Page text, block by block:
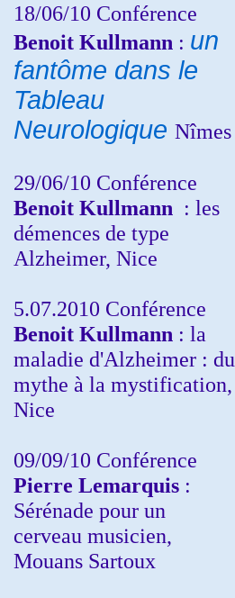
18/06/10 Conférence
Benoit Kullmann : un
fantôme dans le
Tableau
Neurologique Nîmes
29/06/10 Conférence
Benoit Kullmann : les
démences de type
Alzheimer, Nice
5.07.2010 Conférence
Benoit Kullmann : la
maladie d'Alzheimer : du
mythe à la mystification,
Nice
09/09/10 Conférence
Pierre Lemarquis :
Sérénade pour un
cerveau musicien,
Mouans Sartoux